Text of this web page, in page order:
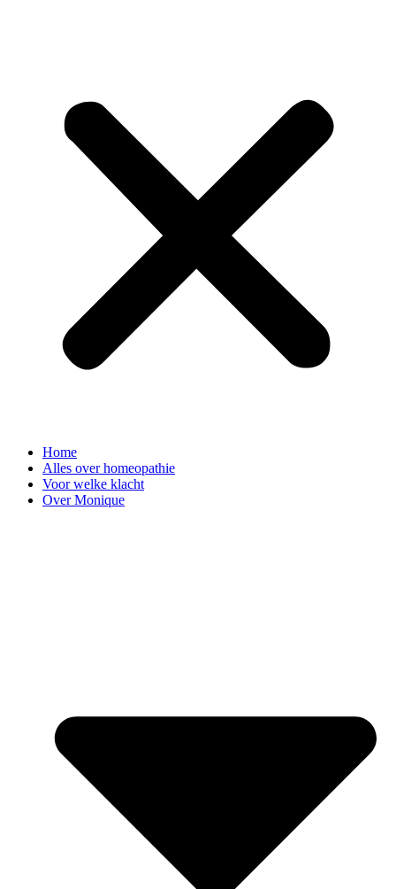
Home
Alles over homeopathie
Voor welke klacht
Over Monique